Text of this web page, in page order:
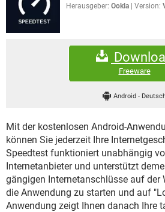
WHATSAPP
FACEBOOK
WINDOWS 10
SPIELE
ANDROID
FORUM
IOS
WHATSAPP
FACEBOOK
Herausgeber: Ookla Version:
Freeware
Android -
Mit der kostenlosen Android-
können Sie jederzeit Ihre
Speedtest funktioniert unabhängig
Internetanbieter und unterstützt
gängigen Internetanschlüsse auf der
die Anwendung zu starten und auf
Anwendung zeigt Ihnen danach Ihre